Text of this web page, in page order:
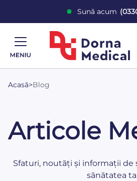
Sună acum
Acasă>Blog
Articole
Sfaturi, noutăți și informații
sănătatea